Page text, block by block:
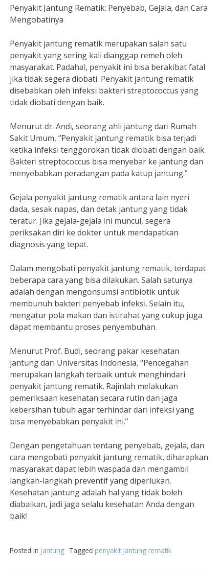
Penyakit Jantung Rematik: Penyebab, Gejala, dan Cara
Mengobatinya
Penyakit jantung rematik merupakan salah satu
penyakit yang sering kali dianggap remeh oleh
masyarakat. Padahal, penyakit ini bisa berakibat fatal
jika tidak segera diobati. Penyakit jantung rematik
disebabkan oleh infeksi bakteri streptococcus yang
tidak diobati dengan baik.
Menurut dr. Andi, seorang ahli jantung dari Rumah
Sakit Umum, “Penyakit jantung rematik bisa terjadi
ketika infeksi tenggorokan tidak diobati dengan baik.
Bakteri streptococcus bisa menyebar ke jantung dan
menyebabkan peradangan pada katup jantung.”
Gejala penyakit jantung rematik antara lain nyeri
dada, sesak napas, dan detak jantung yang tidak
teratur. Jika gejala-gejala ini muncul, segera
periksakan diri ke dokter untuk mendapatkan
diagnosis yang tepat.
Dalam mengobati penyakit jantung rematik, terdapat
beberapa cara yang bisa dilakukan. Salah satunya
adalah dengan mengonsumsi antibiotik untuk
membunuh bakteri penyebab infeksi. Selain itu,
mengatur pola makan dan istirahat yang cukup juga
dapat membantu proses penyembuhan.
Menurut Prof. Budi, seorang pakar kesehatan
jantung dari Universitas Indonesia, “Pencegahan
merupakan langkah terbaik untuk menghindari
penyakit jantung rematik. Rajinlah melakukan
pemeriksaan kesehatan secara rutin dan jaga
kebersihan tubuh agar terhindar dari infeksi yang
bisa menyebabkan penyakit ini.”
Dengan pengetahuan tentang penyebab, gejala, dan
cara mengobati penyakit jantung rematik, diharapkan
masyarakat dapat lebih waspada dan mengambil
langkah-langkah preventif yang diperlukan.
Kesehatan jantung adalah hal yang tidak boleh
diabaikan, jadi jaga selalu kesehatan Anda dengan
baik!
Posted in Jantung Tagged penyakit jantung rematik